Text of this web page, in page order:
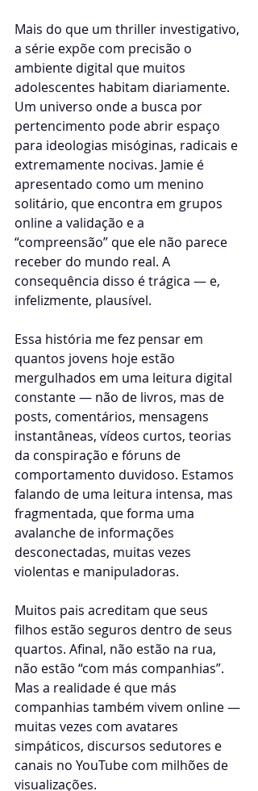
Mais do que um thriller investigativo,
a série expõe com precisão o
ambiente digital que muitos
adolescentes habitam diariamente.
Um universo onde a busca por
pertencimento pode abrir espaço
para ideologias misóginas, radicais e
extremamente nocivas. Jamie é
apresentado como um menino
solitário, que encontra em grupos
online a validação e a
“compreensão” que ele não parece
receber do mundo real. A
consequência disso é trágica — e,
infelizmente, plausível.
Essa história me fez pensar em
quantos jovens hoje estão
mergulhados em uma leitura digital
constante — não de livros, mas de
posts, comentários, mensagens
instantâneas, vídeos curtos, teorias
da conspiração e fóruns de
comportamento duvidoso. Estamos
falando de uma leitura intensa, mas
fragmentada, que forma uma
avalanche de informações
desconectadas, muitas vezes
violentas e manipuladoras.
Muitos pais acreditam que seus
filhos estão seguros dentro de seus
quartos. Afinal, não estão na rua,
não estão “com más companhias”.
Mas a realidade é que más
companhias também vivem online —
muitas vezes com avatares
simpáticos, discursos sedutores e
canais no YouTube com milhões de
visualizações.